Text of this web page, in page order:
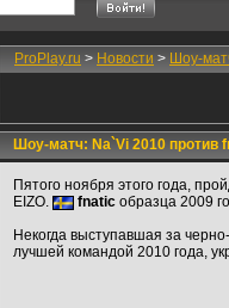
ProPlay.ru > Новости > Шоу-
Шоу-матч: Na`Vi 2010 против
Пятого ноября этого года,
EIZO.
fnatic образца 2009
Некогда выступавшая за
лучшей командой 2010 года,